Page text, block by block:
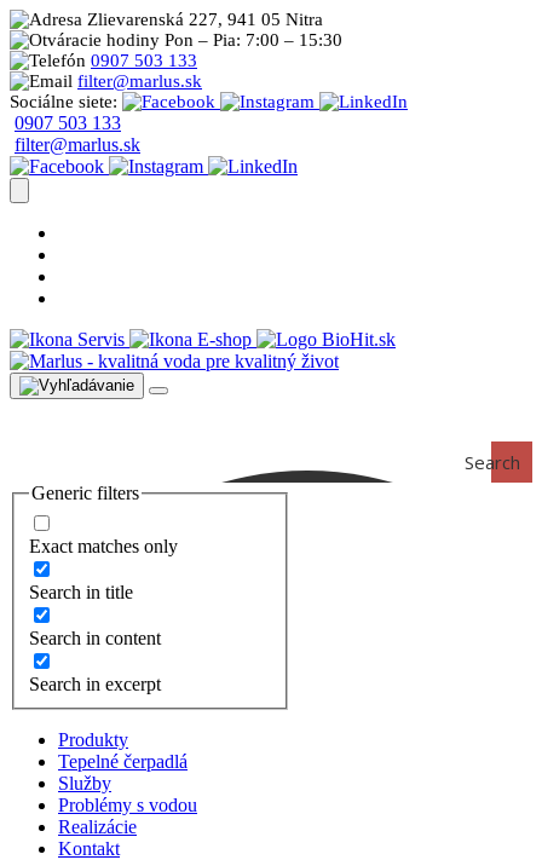
Zlievarenská 227, 941 05 Nitra
Pon – Pia: 7:00 – 15:30
0907 503 133
filter@marlus.sk
Sociálne siete:
0907 503 133
filter@marlus.sk
Servis E-shop
Search
Generic filters
Exact matches only
Search in title
Search in content
Search in excerpt
Produkty
Tepelné čerpadlá
Služby
Problémy s vodou
Realizácie
Kontakt